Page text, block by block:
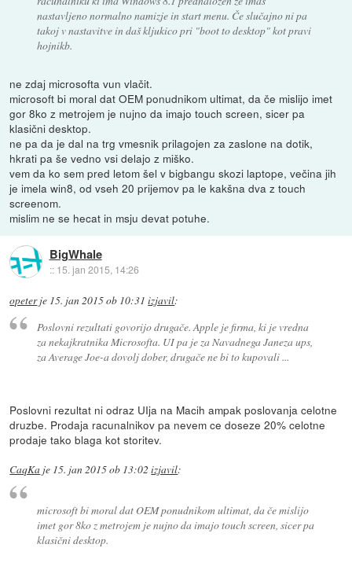
nastavljeno normalno namizje in start menu. Če slučajno ni pa
takoj v nastavitve in daš kljukico pri "boot to desktop" kot pravi
hojnikb.
ne zdaj microsofta vun vlačit.
microsoft bi moral dat OEM ponudnikom ultimat, da če mislijo imet
gor 8ko z metrojem je nujno da imajo touch screen, sicer pa
klasični desktop.
ne pa da je dal na trg vmesnik prilagojen za zaslone na dotik,
hkrati pa še vedno vsi delajo z miško.
vem da ko sem pred letom šel v bigbangu skozi laptope, večina jih
je imela win8, od vseh 20 prijemov pa le kakšna dva z touch
screenom.
mislim ne se hecat in msju devat potuhe.
BigWhale
:: 15. jan 2015, 14:26
opeterje 15. jan 2015 ob 10:31 izjavil:
Poslovni rezultati govorijo drugače. Apple je firma, ki je vredna
za nekajkratnika Microsofta. UI pa je za Navadnega Janeza ups,
za Average Joe-a dovolj dober, drugače ne bi to kupovali ...
Poslovni rezultat ni odraz UIja na Macih ampak poslovanja celotne
druzbe. Prodaja racunalnikov pa nevem ce doseze 20% celotne
prodaje tako blaga kot storitev.
CaqKa je 15. jan 2015 ob 13:02 izjavil:
microsoft bi moral dat OEM ponudnikom ultimat, da če mislijo
imet gor 8ko z metrojem je nujno da imajo touch screen, sicer pa
klasični desktop.